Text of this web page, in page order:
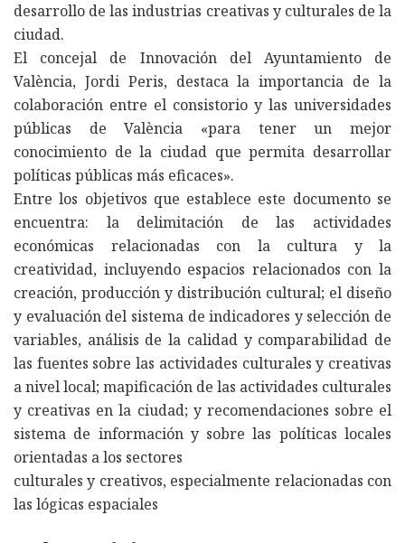
desarrollo de las industrias creativas y culturales de la
ciudad.
El concejal de Innovación del Ayuntamiento de
València, Jordi Peris, destaca la importancia de la
colaboración entre el consistorio y las universidades
públicas de València «para tener un mejor
conocimiento de la ciudad que permita desarrollar
políticas públicas más eficaces».
Entre los objetivos que establece este documento se
encuentra: la delimitación de las actividades
económicas relacionadas con la cultura y la
creatividad, incluyendo espacios relacionados con la
creación, producción y distribución cultural; el diseño
y evaluación del sistema de indicadores y selección de
variables, análisis de la calidad y comparabilidad de
las fuentes sobre las actividades culturales y creativas
a nivel local; mapificación de las actividades culturales
y creativas en la ciudad; y recomendaciones sobre el
sistema de información y sobre las políticas locales
orientadas a los sectores
culturales y creativos, especialmente relacionadas con
las lógicas espaciales